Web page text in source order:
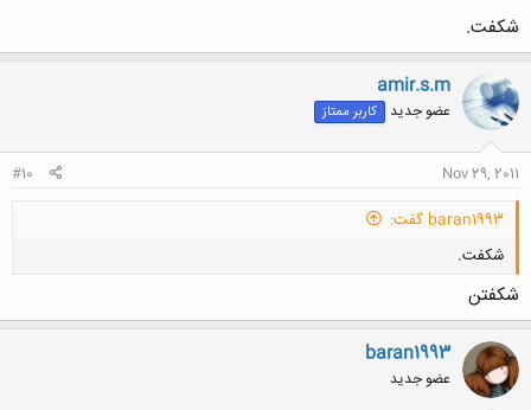
کلیک کنید تا باز شود...
شکفت.
amir.s.m
عضو جدید کاربر ممتاز
Nov 29, 2011
#10
baran1993 گفت:
شکفت.
شكفتن
baran1993
عضو جدید